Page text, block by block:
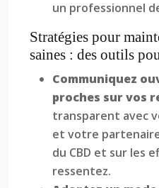
un professionnel
Stratégies pour
saines : des outils
Communiquez
proches sur vos
transparent avec
et votre
du CBD et sur les
ressentez.